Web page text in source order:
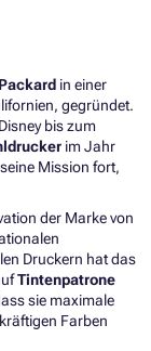
in einer
gegründet.
bis zum
im Jahr
Mission fort,
der Marke von
Druckern hat das
Tintenpatrone
sie maximale
Farben